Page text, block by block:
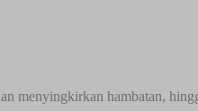
menyingkirkan hambatan,